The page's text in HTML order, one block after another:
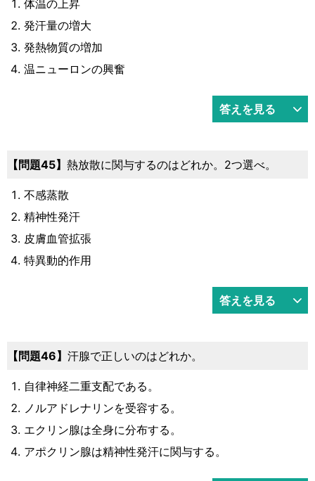
体温の上昇
発汗量の増大
発熱物質の増加
温ニューロンの興奮
答えを見る
45 熱放散に関与するのはどれか。2つ選べ。
不感蒸散
精神性発汗
皮膚血管拡張
特異動的作用
答えを見る
46 汗腺で正しいのはどれか。
自律神経二重支配である。
ノルアドレナリンを受容する。
エクリン腺は全身に分布する。
アポクリン腺は精神性発汗に関与する。